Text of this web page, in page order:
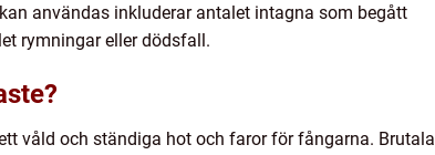
användas inkluderar antalet intagna som begått
rymningar eller dödsfall.
våld och ständiga hot och faror för fångarna. Brutala